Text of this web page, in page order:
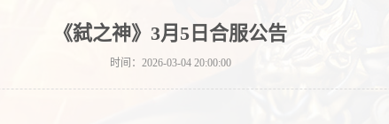
《弑之神》3月5日合服公告
时间：2026-03-04 20:00:00